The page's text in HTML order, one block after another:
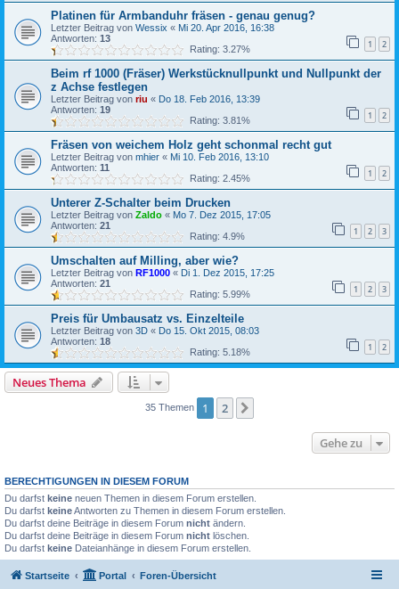
Platinen für Armbanduhr fräsen - genau genug?
Letzter Beitrag von Wessix « Mi 20. Apr 2016, 16:38
Antworten: 13 1 2
Rating: 3.27%
Beim rf 1000 (Fräser) Werkstücknullpunkt und Nullpunkt der
z Achse festlegen
Letzter Beitrag von riu « Do 18. Feb 2016, 13:39
Antworten: 19 1 2
Rating: 3.81%
Fräsen von weichem Holz geht schonmal recht gut
Letzter Beitrag von mhier « Mi 10. Feb 2016, 13:10
Antworten: 11 1 2
Rating: 2.45%
Unterer Z-Schalter beim Drucken
Letzter Beitrag von Zaldo « Mo 7. Dez 2015, 17:05
Antworten: 21 1 2 3
Rating: 4.9%
Umschalten auf Milling, aber wie?
Letzter Beitrag von RF1000 « Di 1. Dez 2015, 17:25
Antworten: 21 1 2 3
Rating: 5.99%
Preis für Umbausatz vs. Einzelteile
Letzter Beitrag von 3D « Do 15. Okt 2015, 08:03
Antworten: 18 1 2
Rating: 5.18%
Neues Thema
35 Themen 1 2
Gehe zu
BERECHTIGUNGEN IN DIESEM FORUM
Du darfst keine neuen Themen in diesem Forum erstellen.
Du darfst keineAntworten zu Themen in diesem Forum erstellen.
Du darfst deine Beiträge in diesem Forum nicht ändern.
Du darfst deine Beiträge in diesem Forum nicht löschen.
Du darfst keine Dateianhänge in diesem Forum erstellen.
Startseite Portal Foren-Übersicht